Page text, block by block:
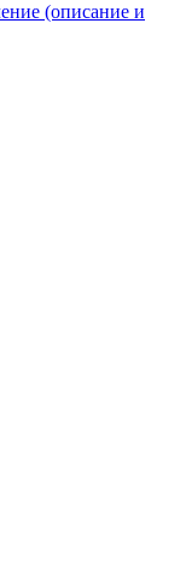
(описание и